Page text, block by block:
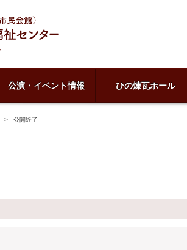
公演・イベント情報 ひの煉瓦ホール
公開終了